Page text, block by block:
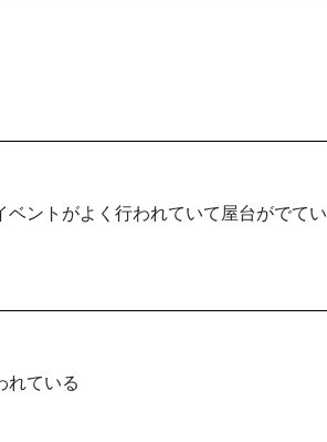
ントがよく行われていて屋台がでてい
れている